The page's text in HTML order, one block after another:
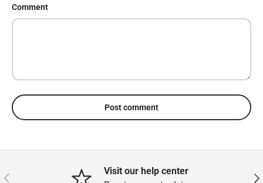
Comment
Post comment
Previous
Visit our help center